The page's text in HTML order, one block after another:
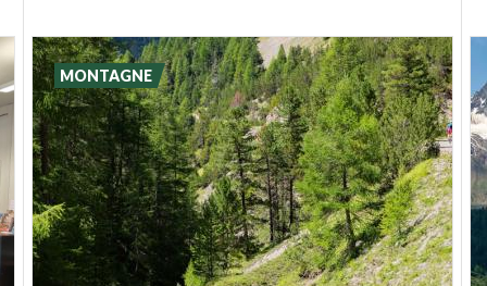
MONTAGNE